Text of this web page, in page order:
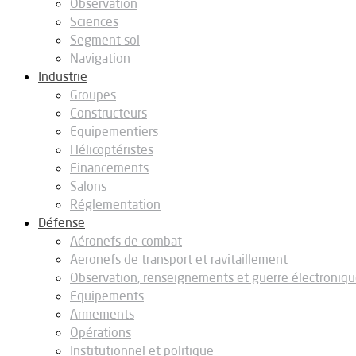
Observation
Sciences
Segment sol
Navigation
Industrie
Groupes
Constructeurs
Equipementiers
Hélicoptéristes
Financements
Salons
Réglementation
Défense
Aéronefs de combat
Aeronefs de transport et ravitaillement
Observation, renseignements et guerre
Equipements
Armements
Opérations
Institutionnel et politique